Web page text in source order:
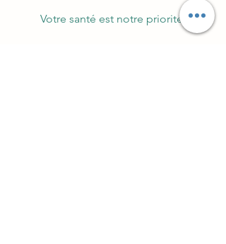
Votre santé est notre priorité.